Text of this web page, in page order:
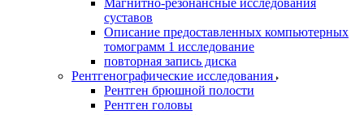
Магнитно-резонансные исследования
суставов
Описание предоставленных компьютерных
томограмм 1 исследование
повторная запись диска
Рентгенографические исследования
Рентген брюшной полости
Рентген головы